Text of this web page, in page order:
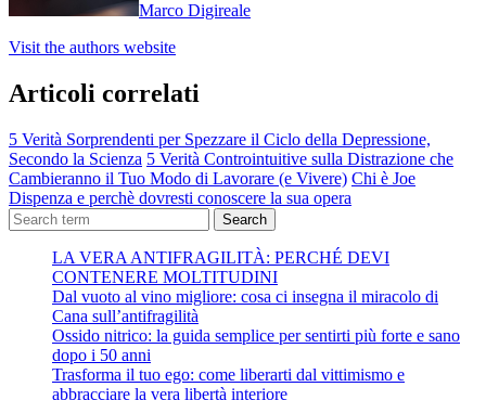
Marco Digireale
Visit the authors website
Articoli correlati
5 Verità Sorprendenti per Spezzare il Ciclo della Depressione,
Secondo la Scienza 5 Verità Controintuitive sulla Distrazione che
Cambieranno il Tuo Modo di Lavorare (e Vivere) Chi è Joe
Dispenza e perchè dovresti conoscere la sua opera
Search
LA VERA ANTIFRAGILITÀ: PERCHÉ DEVI
CONTENERE MOLTITUDINI
Dal vuoto al vino migliore: cosa ci insegna il miracolo di
Cana sull’antifragilità
Ossido nitrico: la guida semplice per sentirti più forte e sano
dopo i 50 anni
Trasforma il tuo ego: come liberarti dal vittimismo e
abbracciare la vera libertà interiore